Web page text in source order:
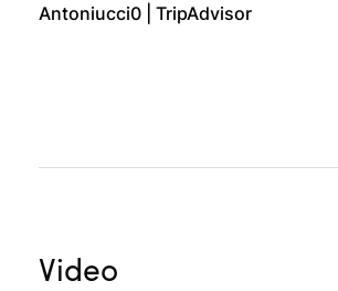
Antoniucci0 | TripAdvisor
Video